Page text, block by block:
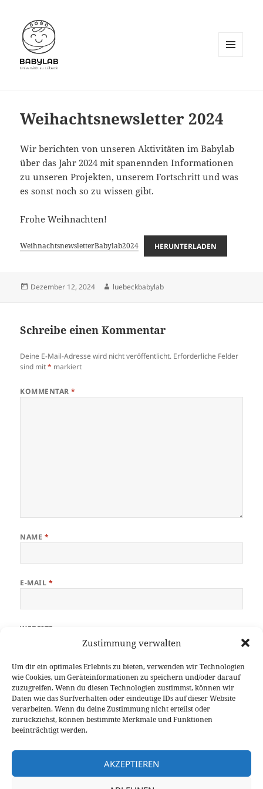
Zustimmung verwalten
Um dir ein optimales Erlebnis zu bieten, verwenden wir Technologien
wie Cookies, um Geräteinformationen zu speichern und/oder darauf
zuzugreifen. Wenn du diesen Technologien zustimmst, können wir
Daten wie das Surfverhalten oder eindeutige IDs auf dieser Website
verarbeiten. Wenn du deine Zustimmung nicht erteilst oder
zurückziehst, können bestimmte Merkmale und Funktionen
beeinträchtigt werden.
AKZEPTIEREN
Weihachtsnewsletter 2024
Wir berichten von unseren Aktivitäten im Babylab
über das Jahr 2024 mit spanennden Informationen
zu unseren Projekten, unserem Fortschritt und was
es sonst noch so zu wissen gibt.
Frohe Weihnachten!
WeihnachtsnewsletterBabylab2024 HERUNTERLADEN
Veröffentlicht
Dezember 12, 2024 Autor
luebeckbabylab
Schreibe einen Kommentar
Deine E-Mail-Adresse wird nicht veröffentlicht. Erforderliche Felder
sind mit* markiert
KOMMENTAR*
NAME *
E-MAIL *
WEBSITE
Beitrags-
Navigation
ZURÜCK
Vorheriger
Beitrag:
Vorstellung von Ergebnissen auf der ICIS
in Glasgow